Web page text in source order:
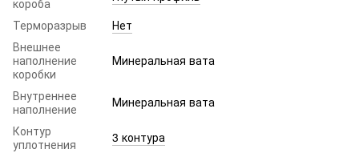
Терморазрыв
Нет
Внешнее
наполнение
коробки
Минеральная вата
Внутреннее
наполнение
Минеральная вата
Контур
уплотнения
3 контура